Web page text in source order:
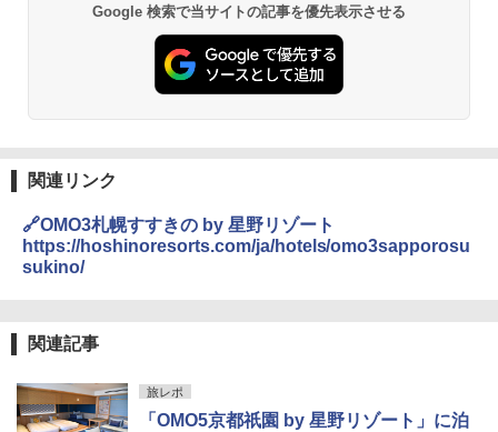
Google 検索で当サイトの記事を優先表示させる
関連リンク
🔗OMO3札幌すすきの by 星野リゾート
https://hoshinoresorts.com/ja/hotels/omo3sapporosu
sukino/
関連記事
旅レポ
「OMO5京都祇園 by 星野リゾート」に泊